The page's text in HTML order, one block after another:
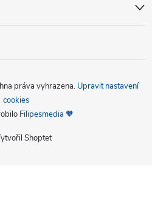
Shoptet
práva vyhrazena. Upravit nastavení
cookies
Filipesmedia 🧡